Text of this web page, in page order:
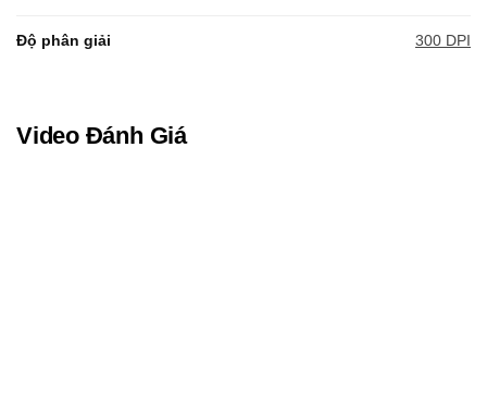
Độ phân giải 300 DPI
Video Đánh Giá